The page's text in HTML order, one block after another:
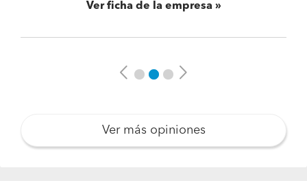
Ver ficha de la empresa
Previous Next
Ver más opiniones